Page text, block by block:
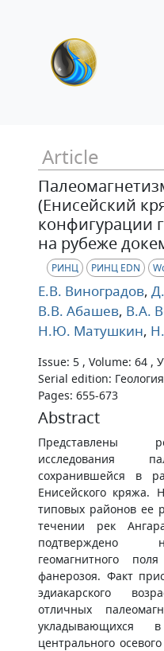
Article
(Енисейский
конфигурации
на рубеже
РИНЦ РИНЦ EDN
Е.В. Виноградов,
В.В. Абашев, В.А.
Н.Ю. Матушкин,
Issue: 5 , Volume: 64 ,
Serial edition:
Pages: 655-673
Abstract
Представлены
исследования
сохранившейся в
Енисейского кряжа.
типовых районов ее
течении рек
подтверждено
геомагнитного
фанерозоя. Факт
эдиакарского
отличных
укладывающихся
центрального